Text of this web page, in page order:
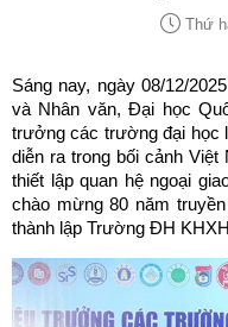
Thứ
Sáng nay, ngày 08/12/
và Nhân văn, Đại học
trưởng các trường đại học
diễn ra trong bối cảnh
thiết lập quan hệ ngoại
chào mừng 80 năm
thành lập Trường ĐH